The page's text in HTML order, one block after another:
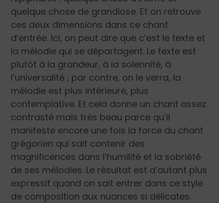
quelque chose de grandiose. Et on retrouve
ces deux dimensions dans ce chant
d’entrée. Ici, on peut dire que c’est le texte et
la mélodie qui se départagent. Le texte est
plutôt à la grandeur, à la solennité, à
l’universalité ; par contre, on le verra, la
mélodie est plus intérieure, plus
contemplative. Et cela donne un chant assez
contrasté mais très beau parce qu’il
manifeste encore une fois la force du chant
grégorien qui sait contenir des
magnificences dans l’humilité et la sobriété
de ses mélodies. Le résultat est d’autant plus
expressif quand on sait entrer dans ce style
de composition aux nuances si délicates.